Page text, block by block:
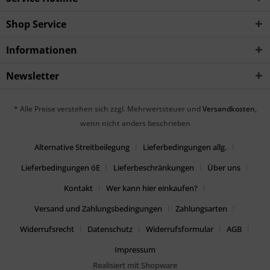
Shop Service
Informationen
Newsletter
* Alle Preise verstehen sich zzgl. Mehrwertsteuer und Versandkosten,
wenn nicht anders beschrieben
Alternative Streitbeilegung
Lieferbedingungen allg.
Lieferbedingungen öE
Lieferbeschränkungen
Über uns
Kontakt
Wer kann hier einkaufen?
Versand und Zahlungsbedingungen
Zahlungsarten
Widerrufsrecht
Datenschutz Widerrufsformular
AGB
Impressum
Realisiert mit Shopware